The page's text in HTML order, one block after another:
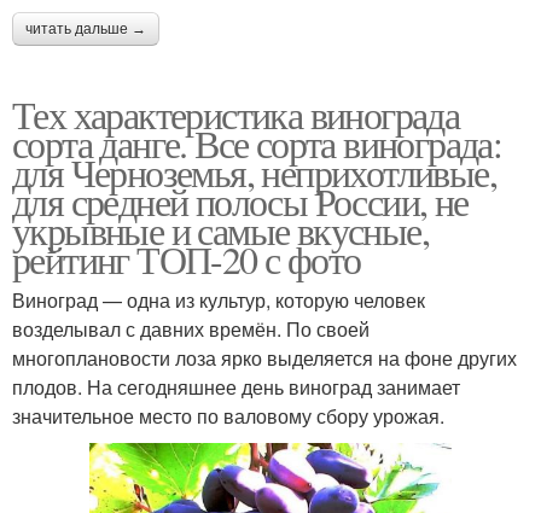
читать дальше →
Тех характеристика винограда
сорта данге. Все сорта винограда:
для Черноземья, неприхотливые,
для средней полосы России, не
укрывные и самые вкусные,
рейтинг ТОП-20 с фото
Виноград — одна из культур, которую человек
возделывал с давних времён. По своей
многоплановости лоза ярко выделяется на фоне других
плодов. На сегодняшнее день виноград занимает
значительное место по валовому сбору урожая.